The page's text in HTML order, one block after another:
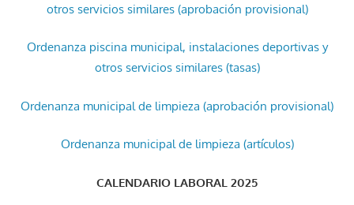
otros servicios similares (aprobación provisional)
Ordenanza piscina municipal, instalaciones deportivas y
otros servicios similares (tasas)
Ordenanza municipal de limpieza (aprobación provisional)
Ordenanza municipal de limpieza (artículos)
CALENDARIO LABORAL 2025